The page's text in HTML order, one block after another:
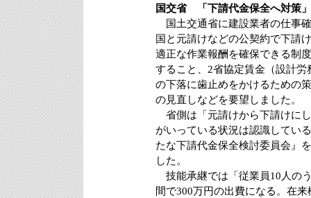
国交省 「下請代金保全へ対策」
国土交通省に建設業者の仕事
国と元請けなどの公契約で下請
適正な作業報酬を確保できる制
すること、2省協定賃金（設計労
の下落に歯止めをかけるための
の見直しなどを要望しました。
省側は「元請けから下請けに
がいっている状況は認識してい
たな下請代金保全検討委員会』
した。
技能承継では「従業員10人の
間で300万円の出費になる。在